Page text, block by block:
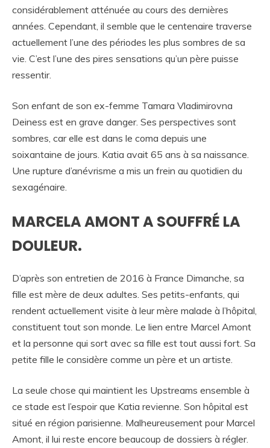
considérablement atténuée au cours des dernières
années. Cependant, il semble que le centenaire traverse
actuellement l’une des périodes les plus sombres de sa
vie. C’est l’une des pires sensations qu’un père puisse
ressentir.
Son enfant de son ex-femme Tamara Vladimirovna
Deiness est en grave danger. Ses perspectives sont
sombres, car elle est dans le coma depuis une
soixantaine de jours. Katia avait 65 ans à sa naissance.
Une rupture d’anévrisme a mis un frein au quotidien du
sexagénaire.
MARCELA AMONT A SOUFFRÉ LA
DOULEUR.
D’après son entretien de 2016 à France Dimanche, sa
fille est mère de deux adultes. Ses petits-enfants, qui
rendent actuellement visite à leur mère malade à l’hôpital,
constituent tout son monde. Le lien entre Marcel Amont
et la personne qui sort avec sa fille est tout aussi fort. Sa
petite fille le considère comme un père et un artiste.
La seule chose qui maintient les Upstreams ensemble à
ce stade est l’espoir que Katia revienne. Son hôpital est
situé en région parisienne. Malheureusement pour Marcel
Amont, il lui reste encore beaucoup de dossiers à régler.